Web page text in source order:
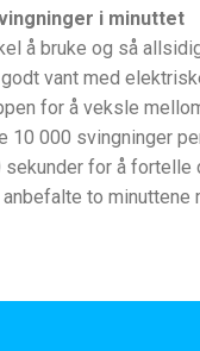
i minuttet
å bruke og så
vant med
for å veksle
10 000 svingninger
for å
to minuttene